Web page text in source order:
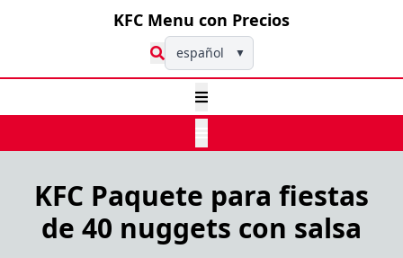
KFC Menu con Precios
español ▼
KFC Paquete para fiestas
de 40 nuggets con salsa